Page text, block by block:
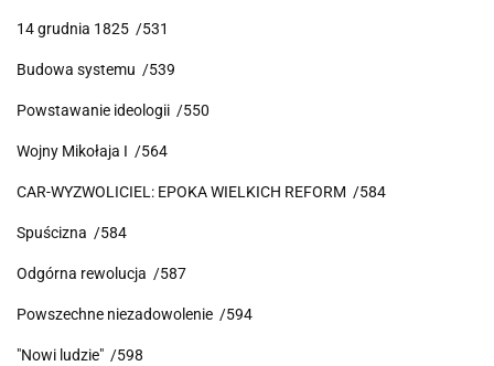
14 grudnia 1825 /531
Budowa systemu /539
Powstawanie ideologii /550
Wojny Mikołaja I /564
CAR-WYZWOLICIEL: EPOKA WIELKICH REFORM /584
Spuścizna /584
Odgórna rewolucja /587
Powszechne niezadowolenie /594
"Nowi ludzie" /598